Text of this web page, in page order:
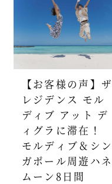
【お客様の声】ザ
レジデンス モル
ディブ アット デ
ィグラに滞在！
モルディブ＆シン
ガポール周遊ハネ
ムーン8日間